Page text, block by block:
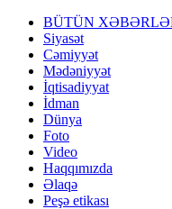
BÜTÜN
Siyasət
Cəmiyyət
Mədəniyyət
İqtisadiyyat
İdman
Dünya
Foto
Video
Haqqımızda
Əlaqə
Peşə etikası